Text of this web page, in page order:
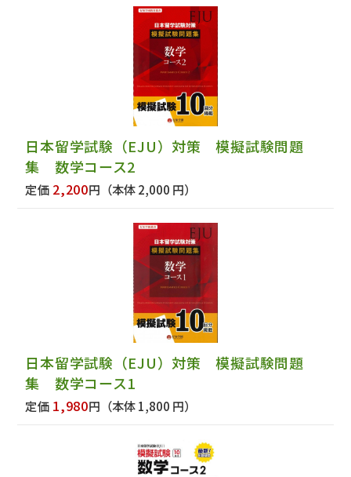
日本留学試験（EJU）対策 模擬試験問題
集 数学コース2
定価 2,200円 （本体 2,000 円）
日本留学試験（EJU）対策 模擬試験問題
集 数学コース1
定価 1,980円 （本体 1,800 円）